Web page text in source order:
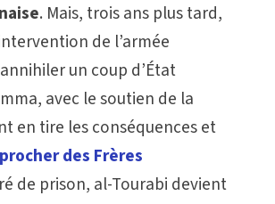
. Mais, trois ans plus tard,
de l’armée
un coup d’État
avec le soutien de la
en tire les conséquences et
des Frères
de prison, al-Tourabi devient